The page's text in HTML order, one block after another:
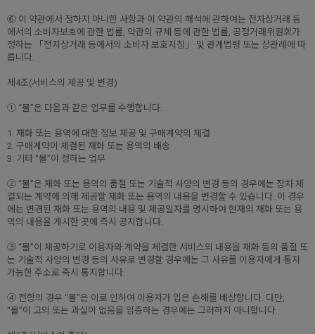
⑥ 이 약관에서 정하지 아니한 사항과 이 약관의 해석에 관하여는 전자상거래 등
에서의 소비자보호에 관한 법률, 약관의 규제 등에 관한 법률, 공정거래위원회가
정하는 「전자상거래 등에서의 소비자 보호지침」 및 관계법령 또는 상관례에 따
릅니다.
제4조(서비스의 제공 및 변경)
① “몰”은 다음과 같은 업무를 수행합니다.
1. 재화 또는 용역에 대한 정보 제공 및 구매계약의 체결
2. 구매계약이 체결된 재화 또는 용역의 배송
3. 기타 “몰”이 정하는 업무
② “몰”은 재화 또는 용역의 품절 또는 기술적 사양의 변경 등의 경우에는 장차 체
결되는 계약에 의해 제공할 재화 또는 용역의 내용을 변경할 수 있습니다. 이 경우
에는 변경된 재화 또는 용역의 내용 및 제공일자를 명시하여 현재의 재화 또는 용
역의 내용을 게시한 곳에 즉시 공지합니다.
③ “몰”이 제공하기로 이용자와 계약을 체결한 서비스의 내용을 재화 등의 품절 또
는 기술적 사양의 변경 등의 사유로 변경할 경우에는 그 사유를 이용자에게 통지
가능한 주소로 즉시 통지합니다.
④ 전항의 경우 “몰”은 이로 인하여 이용자가 입은 손해를 배상합니다. 다만,
“몰”이 고의 또는 과실이 없음을 입증하는 경우에는 그러하지 아니합니다.